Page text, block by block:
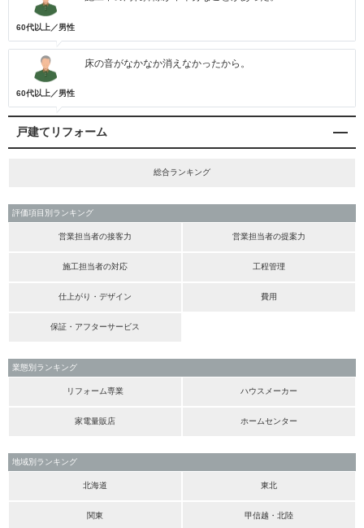
60代以上／男性
60代以上／男性
床の音がなかなか消えなかったから。
戸建てリフォーム
総合ランキング
評価項目別ランキング
営業担当者の接客力 営業担当者の提案力
施工担当者の対応 工程管理
仕上がり・デザイン 費用
保証・アフターサービス
業態別ランキング
リフォーム専業 ハウスメーカー
家電量販店 ホームセンター
地域別ランキング
北海道 東北
関東 甲信越・北陸